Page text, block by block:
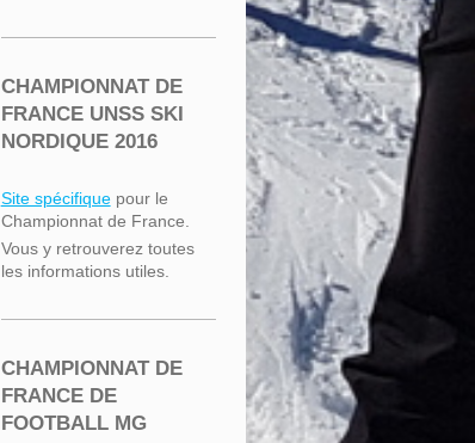
CHAMPIONNAT DE
FRANCE UNSS SKI
NORDIQUE 2016
Site spécifiquepour le
Championnat de France.
Vous y retrouverez toutes
les informations utiles.
CHAMPIONNAT DE
FRANCE DE
FOOTBALL MG